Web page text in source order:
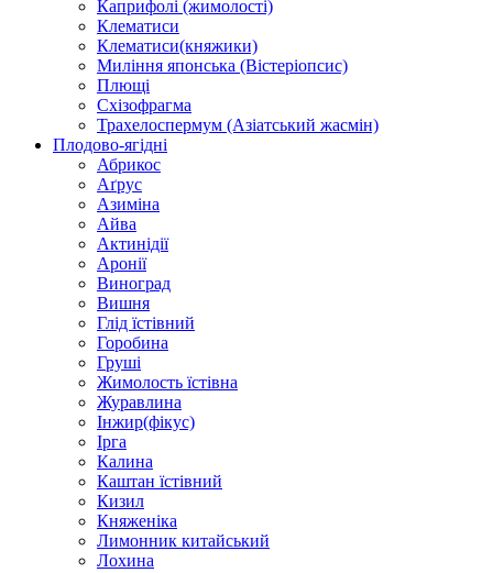
Каприфолі (жимолості)
Клематиси
Клематиси(княжики)
Миління японська (Вістеріопсис)
Плющі
Схізофрагма
Трахелоспермум (Азіатський жасмін)
Плодово-ягідні
Абрикос
Аґрус
Азиміна
Айва
Актинідії
Аронії
Виноград
Вишня
Глід їстівний
Горобина
Груші
Жимолость їстівна
Журавлина
Інжир(фікус)
Ірга
Калина
Каштан їстівний
Кизил
Княженіка
Лимонник китайський
Лохина